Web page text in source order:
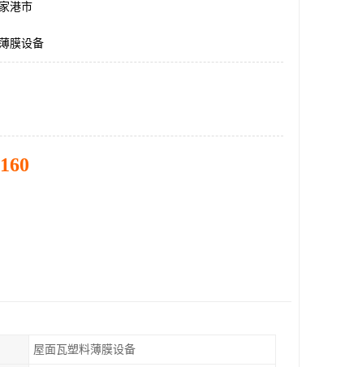
港市
膜设备
屋面瓦塑料薄膜设备